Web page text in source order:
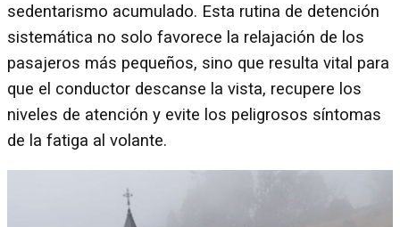
sedentarismo acumulado. Esta rutina de detención
sistemática no solo favorece la relajación de los
pasajeros más pequeños, sino que resulta vital para
que el conductor descanse la vista, recupere los
niveles de atención y evite los peligrosos síntomas
de la fatiga al volante.